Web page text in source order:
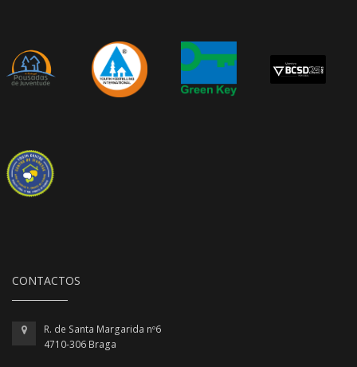
CONTACTOS
R. de Santa Margarida nº6
4710-306 Braga